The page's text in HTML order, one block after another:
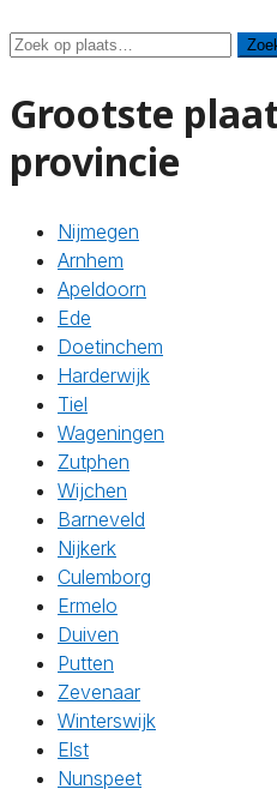
Zoeken
Grootste
provincie
Nijmegen
Arnhem
Apeldoorn
Ede
Doetinchem
Harderwijk
Tiel
Wageningen
Zutphen
Wijchen
Barneveld
Nijkerk
Culemborg
Ermelo
Duiven
Putten
Zevenaar
Winterswijk
Elst
Nunspeet